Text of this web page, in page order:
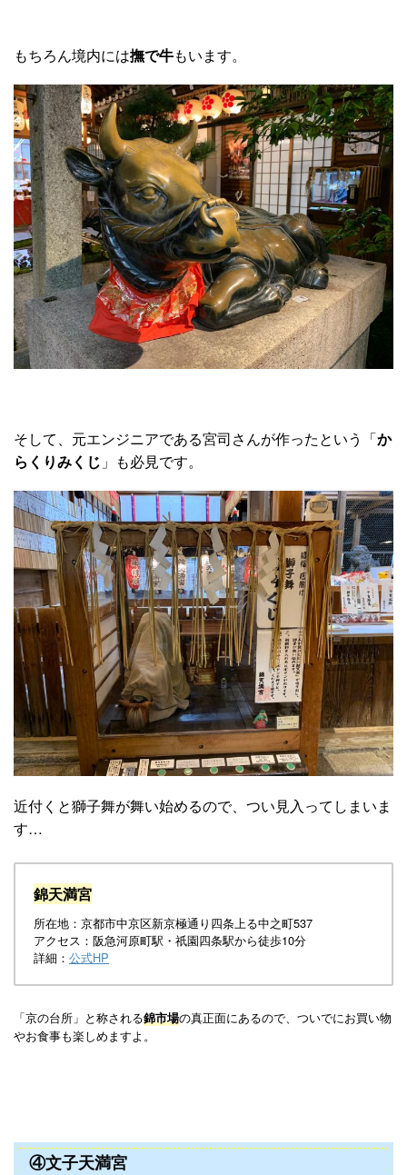
もちろん境内には撫で牛もいます。
そして、元エンジニアである宮司さんが作ったという「か
らくりみくじ 」も必見です。
近付くと獅子舞が舞い始めるので、つい見入ってしまいま
す…
錦天満宮
所在地：京都市中京区新京極通り四条上る中之町537
アクセス：阪急河原町駅・祇園四条駅から徒歩10分
詳細： 公式HP
「京の台所」と称される錦市場の真正面にあるので、ついでにお買い物
やお食事も楽しめますよ。
④文子天満宮